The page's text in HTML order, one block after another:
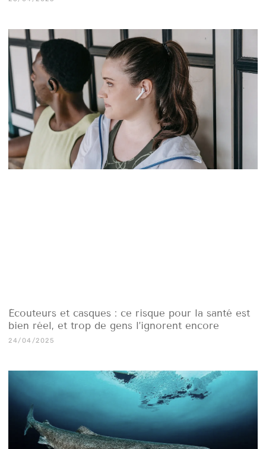
Écouteurs et casques : ce risque pour la santé est
bien réel, et trop de gens l’ignorent encore
24/04/2025